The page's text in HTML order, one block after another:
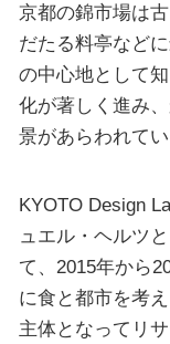
京都の錦市場は
だたる料亭など
の中心地として
化が著しく進み
景があらわれてい
KYOTO Design
ュエル・ヘルツ
て、2015年から
に食と都市を考
主体となってリ